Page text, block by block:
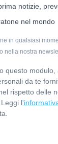
notizie,
nel mondo
in qualsiasi
nella nostra
questo modulo,
da te
rispetto delle
l